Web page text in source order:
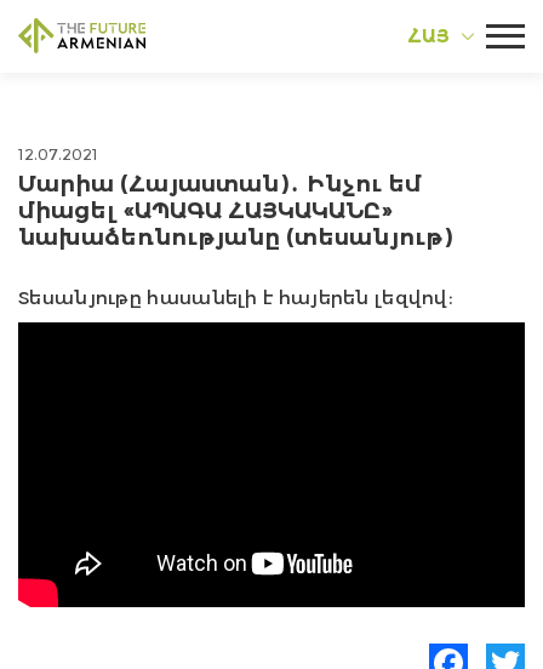
ՀԱՅ
12.07.2021
Մարիա (Հայաստան)․ Ինչու եմ
միացել «ԱՊԱԳԱ ՀԱՅԿԱԿԱՆԸ»
նախաձեռնությանը (տեսանյութ)
Տեսանյութը հասանելի է հայերեն լեզվով։